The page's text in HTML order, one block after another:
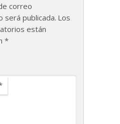
correo
será publicada. Los
están
*